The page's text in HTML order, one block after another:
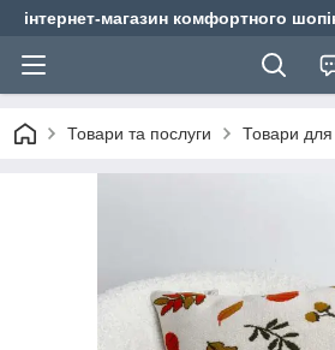
інтернет-магазин комфортного
Товари та послуги Товари